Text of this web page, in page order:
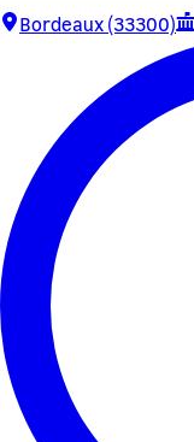
Bordeaux (33300)